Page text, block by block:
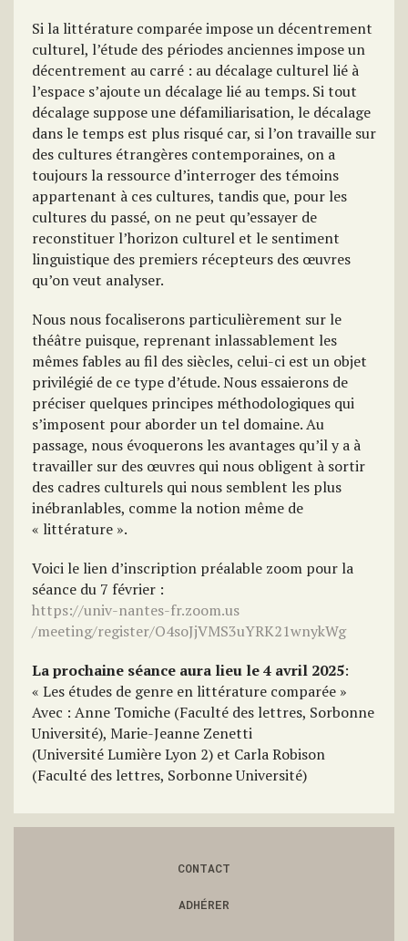
Si la littérature comparée impose un décentrement
culturel, l’étude des périodes anciennes impose un
décentrement au carré : au décalage culturel lié à
l’espace s’ajoute un décalage lié au temps. Si tout
décalage suppose une défamiliarisation, le décalage
dans le temps est plus risqué car, si l’on travaille sur
des cultures étrangères contemporaines, on a
toujours la ressource d’interroger des témoins
appartenant à ces cultures, tandis que, pour les
cultures du passé, on ne peut qu’essayer de
reconstituer l’horizon culturel et le sentiment
linguistique des premiers récepteurs des œuvres
qu’on veut analyser.
Nous nous focaliserons particulièrement sur le
théâtre puisque, reprenant inlassablement les
mêmes fables au fil des siècles, celui-ci est un objet
privilégié de ce type d’étude. Nous essaierons de
préciser quelques principes méthodologiques qui
s’imposent pour aborder un tel domaine. Au
passage, nous évoquerons les avantages qu’il y a à
travailler sur des œuvres qui nous obligent à sortir
des cadres culturels qui nous semblent les plus
inébranlables, comme la notion même de
« littérature ».
Voici le lien d’inscription préalable zoom pour la
séance du 7 février :
https://univ-nantes-fr.zoom.us
/meeting/register/O4soJjVMS3uYRK21wnykWg
La prochaine séance aura lieu le 4 avril 2025:
« Les études de genre en littérature comparée »
Avec : Anne Tomiche (Faculté des lettres, Sorbonne
Université), Marie-Jeanne Zenetti
(Université Lumière Lyon 2) et Carla Robison
(Faculté des lettres, Sorbonne Université)
CONTACT
ADHÉRER